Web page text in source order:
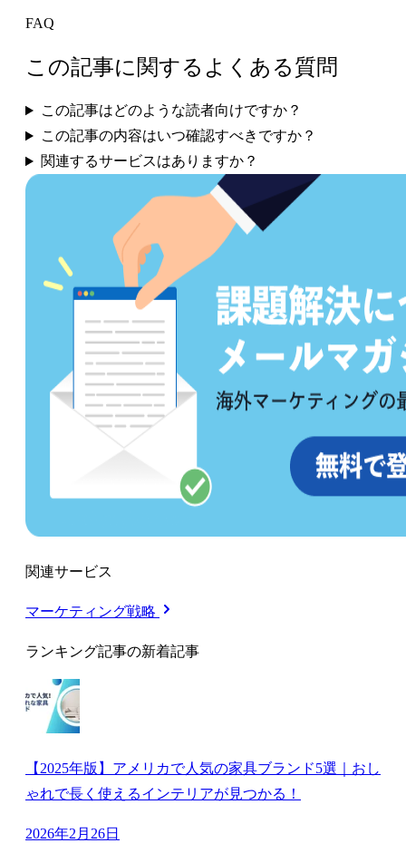
FAQ
この記事に関するよくある質問
この記事はどのような読者向けですか？
この記事の内容はいつ確認すべきですか？
関連するサービスはありますか？
関連サービス
マーケティング戦略
ランキング記事の新着記事
【2025年版】アメリカで人気の家具ブランド5選｜おし
ゃれで長く使えるインテリアが見つかる！
2026年2月26日